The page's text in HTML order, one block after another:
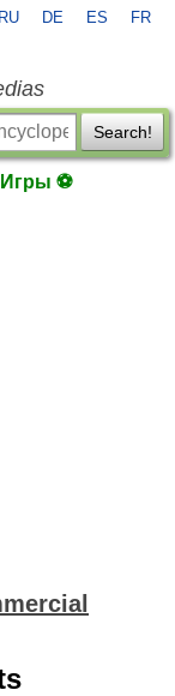
RU DE ES FR
Search!
Игры ⚽